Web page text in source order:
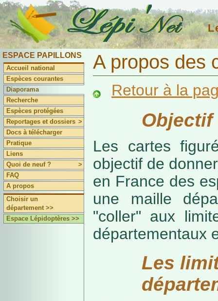
ESPACE PAPILLONS
Accueil national
Espèces courantes
Diaporama
Recherche
Espèces protégées
Reportages et dossiers >
Docs à télécharger
Pratique
Liens
Quoi de neuf ?
>
FAQ
A propos
Choisir un
département >>
Espace Lépidoptères >>
A propos des
Retour à la
Objectif
Les cartes
objectif de
en France des
une maille
"coller" aux
départementaux
Les